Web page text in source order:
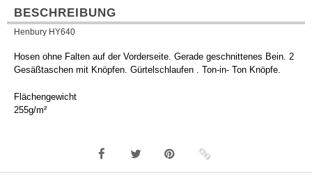
BESCHREIBUNG
Henbury HY640
Hosen ohne Falten auf der Vorderseite. Gerade geschnittenes Bein. 2
Gesäßtaschen mit Knöpfen. Gürtelschlaufen . Ton-in- Ton Knöpfe.
Flächengewicht
255g/m²